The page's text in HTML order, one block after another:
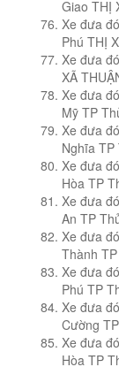
Giao THỊ
Xe đưa
Phú THỊ
Xe đưa
XÃ
Xe đưa
Mỹ TP
Xe đưa
Nghĩa TP
Xe đưa
Hòa TP
Xe đưa
An TP
Xe đưa
Thành
Xe đưa
Phú TP
Xe đưa
Cường
Xe đưa
Hòa TP